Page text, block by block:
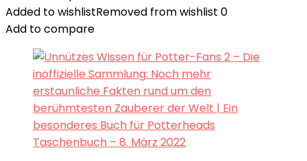
Added to wishlistRemoved from wishlist 0
Add to compare